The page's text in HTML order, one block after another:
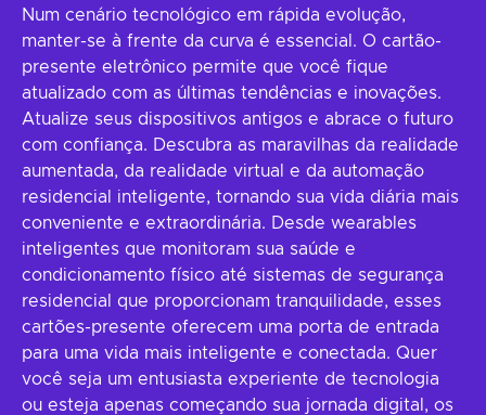
Num cenário tecnológico em rápida evolução,
manter-se à frente da curva é essencial. O cartão-
presente eletrônico permite que você fique
atualizado com as últimas tendências e inovações.
Atualize seus dispositivos antigos e abrace o futuro
com confiança. Descubra as maravilhas da realidade
aumentada, da realidade virtual e da automação
residencial inteligente, tornando sua vida diária mais
conveniente e extraordinária. Desde wearables
inteligentes que monitoram sua saúde e
condicionamento físico até sistemas de segurança
residencial que proporcionam tranquilidade, esses
cartões-presente oferecem uma porta de entrada
para uma vida mais inteligente e conectada. Quer
você seja um entusiasta experiente de tecnologia
ou esteja apenas começando sua jornada digital, os